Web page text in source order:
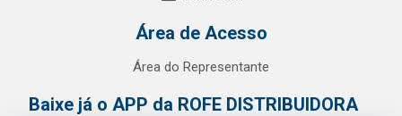
Área de Acesso
Área do Representante
Baixe já o APP da ROFE DISTRIBUIDORA